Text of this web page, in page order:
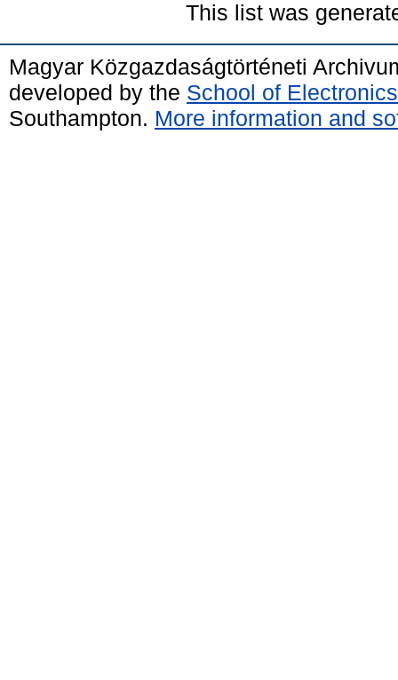
This list was
Magyar Közgazdaságtörténeti
developed by the School of
Southampton. More information and